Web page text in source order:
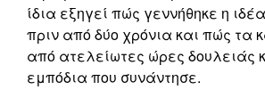
ίδια εξηγεί πώς γεννήθηκε η
πριν από δύο χρόνια και πώς τα
από ατελείωτες ώρες δουλειάς
εμπόδια που συνάντησε.